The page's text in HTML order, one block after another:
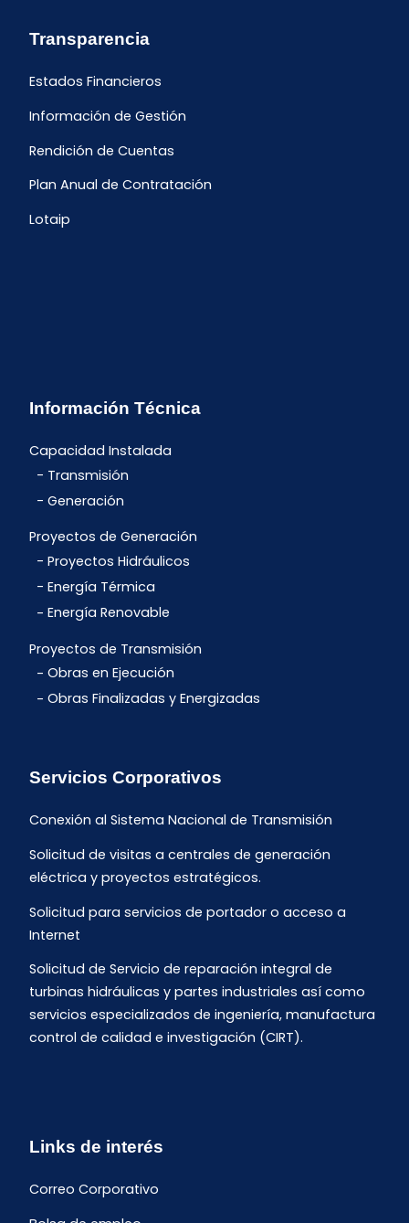
Transparencia
Estados Financieros
Información de Gestión
Rendición de Cuentas
Plan Anual de Contratación
Lotaip
Información Técnica
Capacidad Instalada
Transmisión
Generación
Proyectos de Generación
Proyectos Hidráulicos
Energía Térmica
Energía Renovable
Proyectos de Transmisión
Obras en Ejecución
Obras Finalizadas y Energizadas
Servicios Corporativos
Conexión al Sistema Nacional de Transmisión
Solicitud de visitas a centrales de generación
eléctrica y proyectos estratégicos.
Solicitud para servicios de portador o acceso a
Internet
Solicitud de Servicio de reparación integral de
turbinas hidráulicas y partes industriales así como
servicios especializados de ingeniería, manufactura
control de calidad e investigación (CIRT).
Links de interés
Correo Corporativo